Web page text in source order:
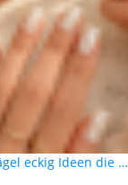
eckig Ideen die …